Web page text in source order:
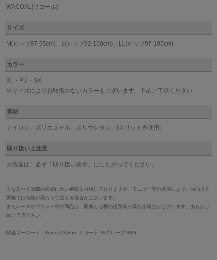
WACOAL[ワコール]
サイズ
M(ヒップ87-95cm)、L(ヒップ92-100cm)、LL(ヒップ97-105cm)
カラー
BL・PU・SX
※サイズによりお取扱のないカラーもございます。予めご了承ください。
素材
ナイロン、ポリエステル、ポリウレタン、(スリット糸使用）
取り扱い上注意
お洗濯は、必ず「取り扱い表示」にしたがってください。
※なるべく実際の商品に近い色味を再現しておりますが、モニター等の条件により、画面上と
実物では色味が異なって見える場合がございます。
またレースやプリント柄の商品は、画像とは柄の位置等が異なる場合がございます。あらかじ
めご了承下さい。
関連キーワード：Wacoal Salute サルート 38グループ 38G